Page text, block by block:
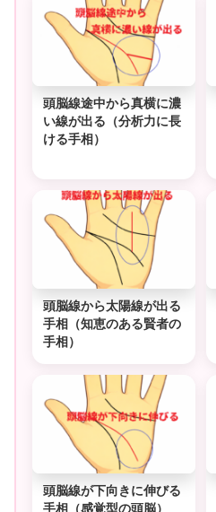
頭脳線途中から真横に濃
い線が出る（分析力に長
ける手相）
頭脳線から太陽線が出る
手相（知恵のある賢者の
手相）
頭脳線が下向きに伸びる
手相（感覚型の頭脳）